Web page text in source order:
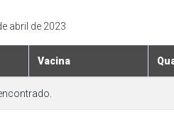
abril de 2023
Vacina